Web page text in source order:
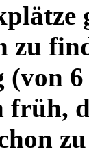
zu
(von
früh,